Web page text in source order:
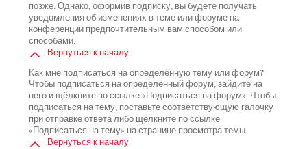
позже. Однако, оформив подписку, вы будете получать
уведомления об изменениях в теме или форуме на
конференции предпочтительным вам способом или
способами.
Вернуться к началу
Как мне подписаться на определённую тему или форум?
Чтобы подписаться на определённый форум, зайдите на
него и щёлкните по ссылке «Подписаться на форум». Чтобы
подписаться на тему, поставьте соответствующую галочку
при отправке ответа либо щёлкните по ссылке
«Подписаться на тему» на странице просмотра темы.
Вернуться к началу